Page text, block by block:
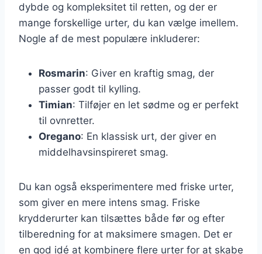
dybde og kompleksitet til retten, og der er
mange forskellige urter, du kan vælge imellem.
Nogle af de mest populære inkluderer:
Rosmarin: Giver en kraftig smag, der
passer godt til kylling.
Timian: Tilføjer en let sødme og er perfekt
til ovnretter.
Oregano: En klassisk urt, der giver en
middelhavsinspireret smag.
Du kan også eksperimentere med friske urter,
som giver en mere intens smag. Friske
krydderurter kan tilsættes både før og efter
tilberedning for at maksimere smagen. Det er
en god idé at kombinere flere urter for at skabe